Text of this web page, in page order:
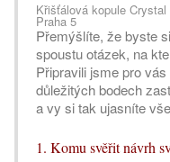
Křišťálová kopule
Praha 5
Přemýšlíte, že byste
spoustu otázek, na
Připravili jsme pro
důležitých bodech
a vy si tak ujasníte
1. Komu svěřit návrh